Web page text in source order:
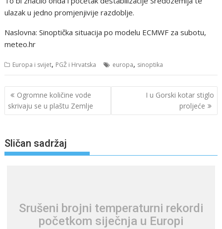
ulazak u jedno promjenjivije razdoblje.
Naslovna: Sinoptička situacija po modelu ECMWF za subotu,
meteo.hr
Europa i svijet, PGŽ i Hrvatska europa, sinoptika
Navigacija
objava
Ogromne količine vode
skrivaju se u plaštu Zemlje
I u Gorski kotar stiglo
proljeće
Sličan sadržaj
Srušeni brojni temperaturni rekordi
početkom siječnja u Europi